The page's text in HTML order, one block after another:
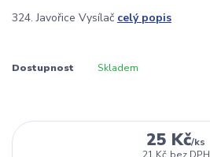
324. Javořice Vysílač celý popis
Dostupnost Skladem
25 Kč/ks